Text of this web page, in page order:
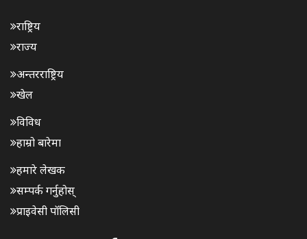
राष्ट्रिय
राज्य
अन्तरराष्ट्रिय
खेल
विविध
हाम्रो बारेमा
हमारे लेखक
सम्पर्क गर्नुहोस्
प्राइवेसी पॉलिसी